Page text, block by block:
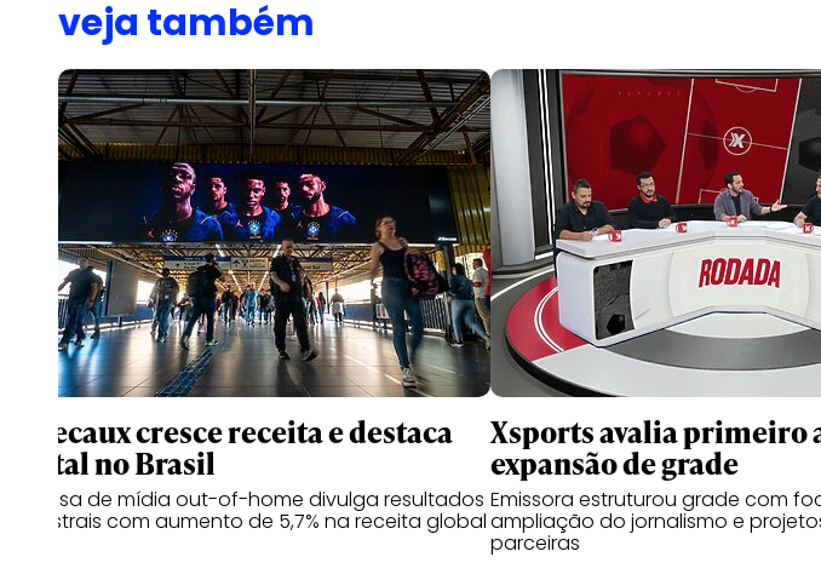
veja também
JCDecaux cresce receita e destaca
digital no Brasil
Empresa de mídia out-of-home divulga resultados
semestrais com aumento de 5,7% na receita global
Xsports avalia primeiro
expansão de grade
Emissora estruturou grade com
ampliação do jornalismo e
parceiras